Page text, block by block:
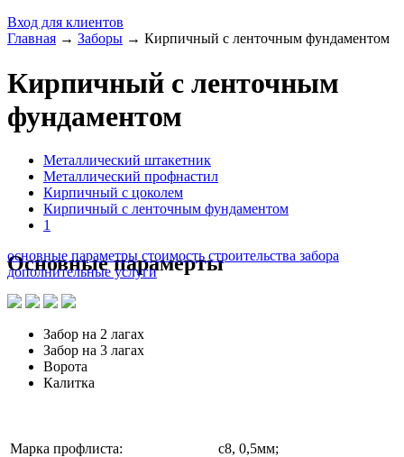
Вход для клиентов
Главная → Заборы → Кирпичный с ленточным фундаментом
Кирпичный с ленточным
фундаментом
Металлический штакетник
Металлический профнастил
Кирпичный с цоколем
Кирпичный с ленточным фундаментом
1
основные параметры стоимость строительства забора
дополнительные услуги
Основные парамерты
Забор на 2 лагах
Забор на 3 лагах
Ворота
Калитка
Марка профлиста:
с8, 0,5мм;